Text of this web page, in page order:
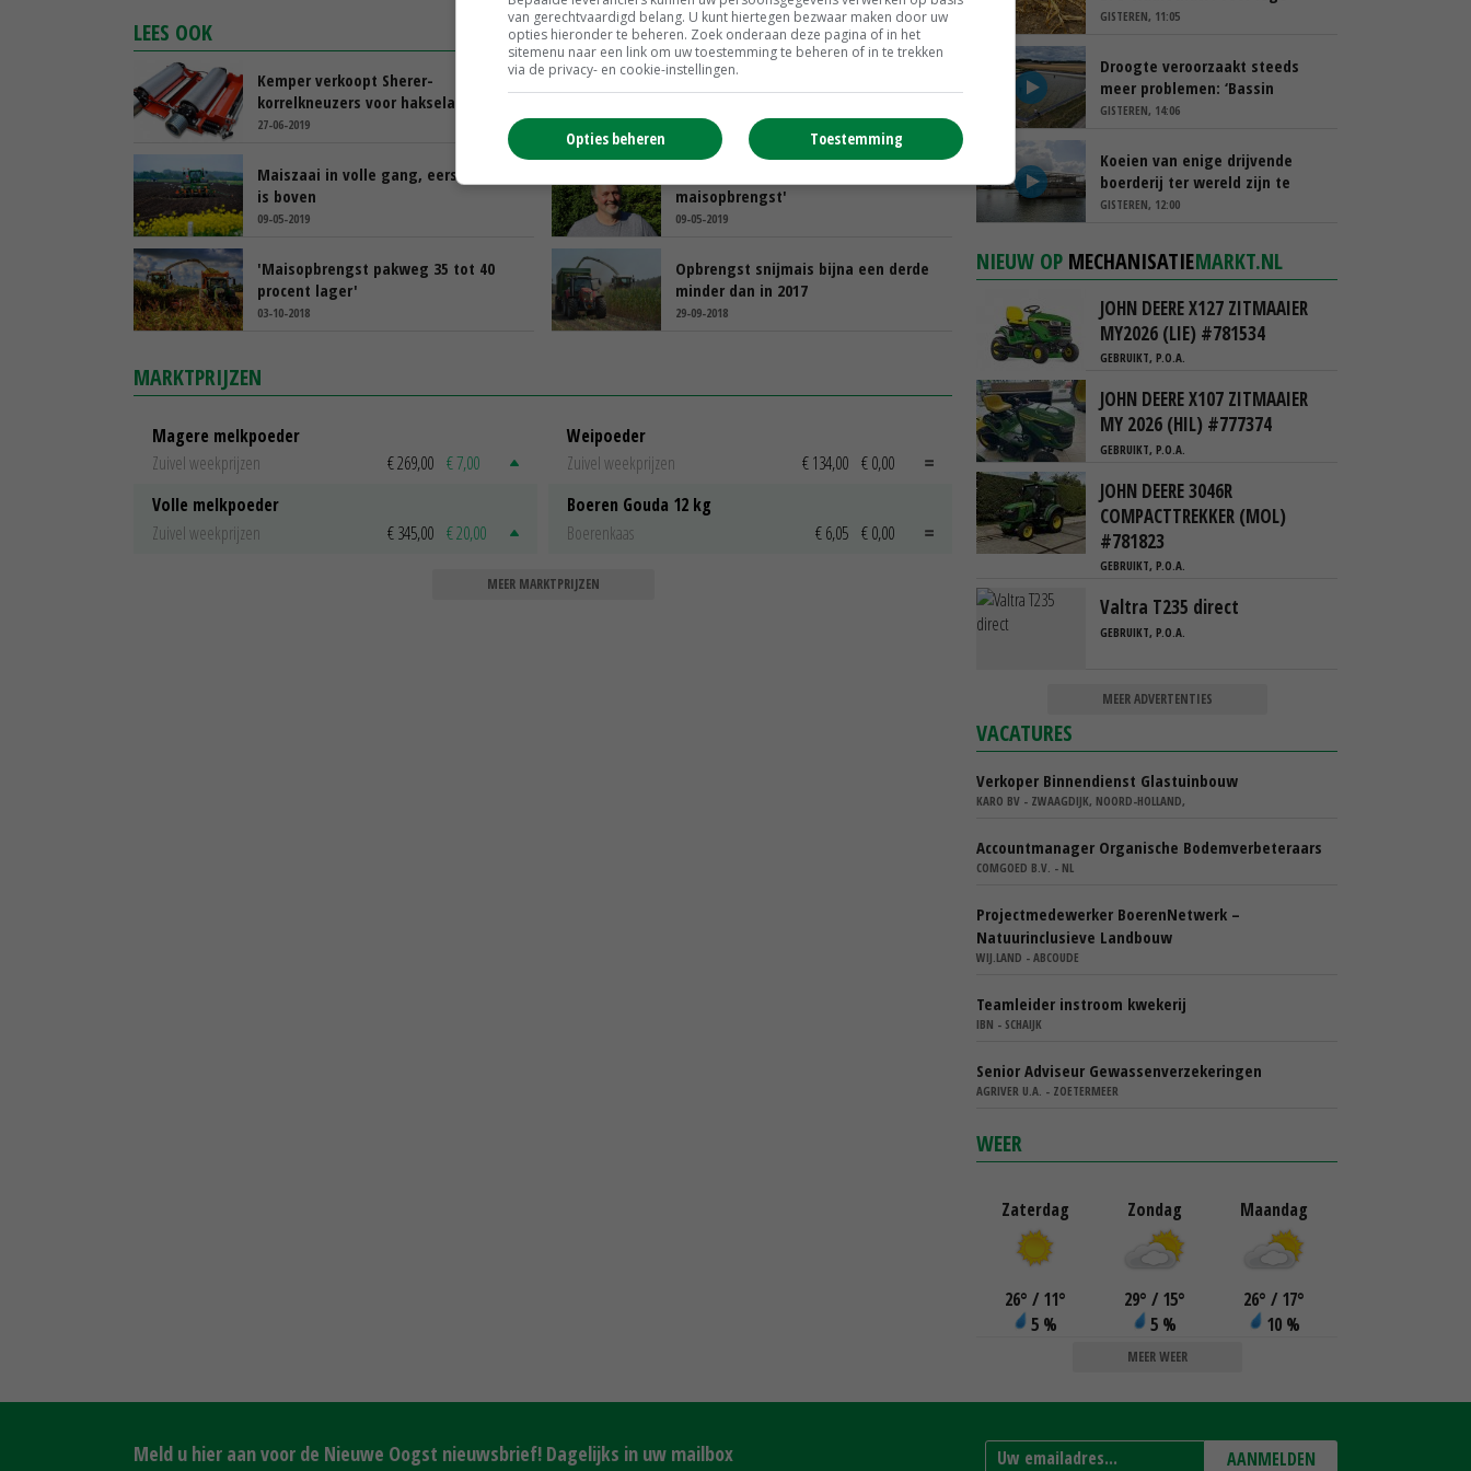
LEES OOK
Kemper verkoopt Sherer-
korrelkneuzers voor hakselaars
27-06-2019
Maisdebacle Verenigde Staten
22-06-2019
Maiszaai in volle gang, eerste mais
is boven
09-05-2019
maisopbrengst'
09-05-2019
'Maisopbrengst pakweg 35 tot 40
procent lager'
03-10-2018
Opbrengst snijmais bijna een derde
minder dan in 2017
29-09-2018
MARKTPRIJZEN
Magere melkpoeder
Zuivel weekprijzen
€ 269,00 € 7,00
Volle melkpoeder
Zuivel weekprijzen
€ 345,00 € 20,00
Weipoeder
Zuivel weekprijzen
€ 134,00 € 0,00
Boeren Gouda 12 kg
Boerenkaas
€ 6,05 € 0,00
MEER MARKTPRIJZEN
schappen
GISTEREN, 11:05
Droogte veroorzaakt steeds
meer problemen: ‘Bassin
afgelopen week al leeg’
GISTEREN, 14:06
Koeien van enige drijvende
boerderij ter wereld zijn te
koop
GISTEREN, 12:00
NIEUW OP MECHANISATIEMARKT.NL
JOHN DEERE X127 ZITMAAIER
MY2026 (LIE) #781534
GEBRUIKT, P.O.A.
JOHN DEERE X107 ZITMAAIER
MY 2026 (HIL) #777374
GEBRUIKT, P.O.A.
JOHN DEERE 3046R
COMPACTTREKKER (MOL)
#781823
GEBRUIKT, P.O.A.
Valtra T235 direct
GEBRUIKT, P.O.A.
MEER ADVERTENTIES
VACATURES
Verkoper Binnendienst Glastuinbouw
KARO BV - ZWAAGDIJK, NOORD-HOLLAND,
Accountmanager Organische Bodemverbeteraars
COMGOED B.V. - NL
Projectmedewerker BoerenNetwerk –
Natuurinclusieve Landbouw
WIJ.LAND - ABCOUDE
Teamleider instroom kwekerij
IBN - SCHAIJK
Senior Adviseur Gewassenverzekeringen
AGRIVER U.A. - ZOETERMEER
WEER
Zaterdag
26° / 11°
5 %
Zondag
29° / 15°
5 %
Maandag
26° / 17°
10 %
MEER WEER
Meld u hier aan voor de Nieuwe Oogst nieuwsbrief! Dagelijks in uw mailbox AANMELDEN
van gerechtvaardigd belang. U kunt hiertegen bezwaar maken door uw
opties hieronder te beheren. Zoek onderaan deze pagina of in het
sitemenu naar een link om uw toestemming te beheren of in te trekken
via de privacy- en cookie-instellingen.
Toestemming
Opties beheren